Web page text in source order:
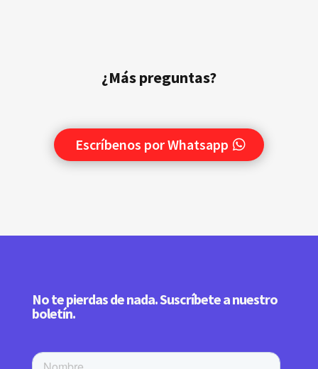
¿Más preguntas?
Escríbenos por Whatsapp
No te pierdas de nada. Suscríbete a nuestro
boletín.